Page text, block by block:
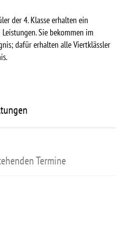
der 4. Klasse erhalten ein
Sie bekommen im
dafür erhalten alle Viertklässler
Termine